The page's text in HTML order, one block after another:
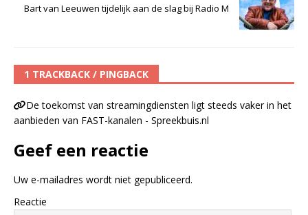
Bart van Leeuwen tijdelijk aan de slag bij Radio M
1 TRACKBACK / PINGBACK
De toekomst van streamingdiensten ligt steeds vaker in het
aanbieden van FAST-kanalen - Spreekbuis.nl
Geef een reactie
Uw e-mailadres wordt niet gepubliceerd.
Reactie